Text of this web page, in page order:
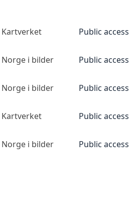
Kartverket Public access
Norge i bilder Public access
Norge i bilder Public access
Kartverket Public access
Norge i bilder Public access